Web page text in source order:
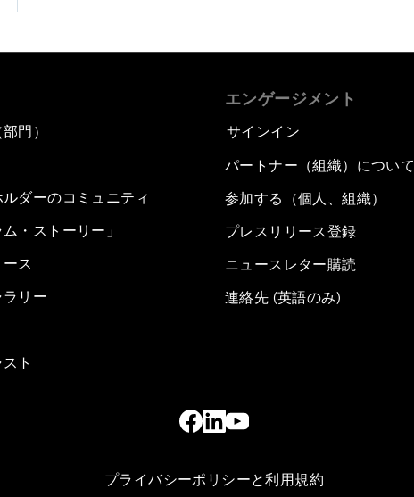
門）
ダーのコミュニティ
ム・ストーリー」
ス
リー
ト
エンゲージメント
サインイン
パートナー（組織）について
参加する（個人、組織）
プレスリリース登録
ニュースレター購読
連絡先 (英語のみ)
プライバシーポリシーと利用規約